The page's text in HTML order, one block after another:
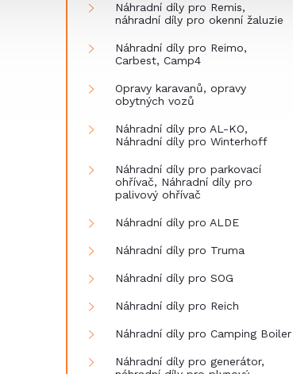
Náhradní díly pro Remis,
náhradní díly pro okenní žaluzie
Náhradní díly pro Reimo,
Carbest, Camp4
Opravy karavanů, opravy
obytných vozů
Náhradní díly pro AL-KO,
Náhradní díly pro Winterhoff
Náhradní díly pro parkovací
ohřívač, Náhradní díly pro
palivový ohřívač
Náhradní díly pro ALDE
Náhradní díly pro Truma
Náhradní díly pro SOG
Náhradní díly pro Reich
Náhradní díly pro Camping Boiler
Náhradní díly pro generátor,